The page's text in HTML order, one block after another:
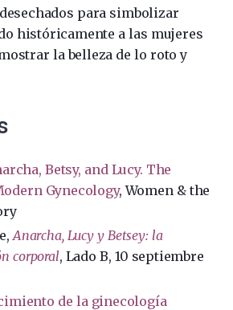
para simbolizar
históricamente a las mujeres
la belleza de lo roto y
Betsy, and Lucy. The
Gynecology, Women & the
Anarcha, Lucy y Betsey: la
corporal, Lado B, 10 septiembre
de la ginecología